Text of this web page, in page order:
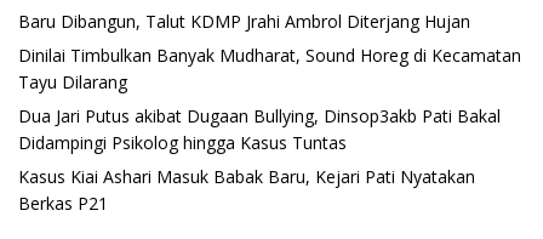
Baru Dibangun, Talut KDMP Jrahi Ambrol Diterjang Hujan
Dinilai Timbulkan Banyak Mudharat, Sound Horeg di Kecamatan
Tayu Dilarang
Dua Jari Putus akibat Dugaan Bullying, Dinsop3akb Pati Bakal
Didampingi Psikolog hingga Kasus Tuntas
Kasus Kiai Ashari Masuk Babak Baru, Kejari Pati Nyatakan
Berkas P21